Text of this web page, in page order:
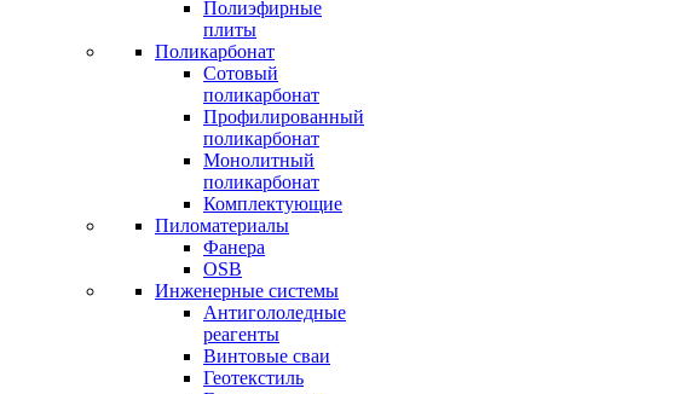
Полиэфирные
плиты
Поликарбонат
Сотовый
поликарбонат
Профилированный
поликарбонат
Монолитный
поликарбонат
Комплектующие
Пиломатериалы
Фанера
OSB
Инженерные системы
Антигололедные
реагенты
Винтовые сваи
Геотекстиль